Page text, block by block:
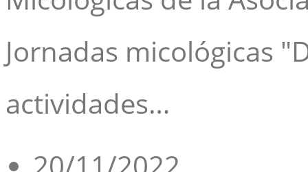
Jornadas micológicas
actividades…